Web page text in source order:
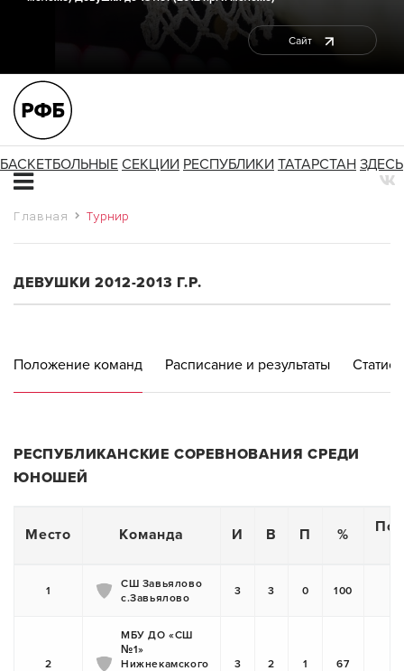
Сайт
БАСКЕТБОЛЬНЫЕ СЕКЦИИ РЕСПУБЛИКИ ТАТАРСТАН ЗДЕСЬ
Главная Турнир
ДЕВУШКИ 2012-2013 Г.Р.
Положение команд Расписание и результаты
РЕСПУБЛИКАНСКИЕ СОРЕВНОВАНИЯ СРЕДИ
ЮНОШЕЙ
Место Команда И В П %
1
СШ Завьялово
с.Завьялово
3 3 0 100
2
МБУ ДО «СШ
№1»
Нижнекамского
3 2 1 67